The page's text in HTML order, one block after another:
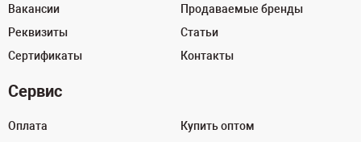
Вакансии
Реквизиты
Сертификаты
Продаваемые бренды
Статьи
Контакты
Сервис
Оплата
Купить оптом